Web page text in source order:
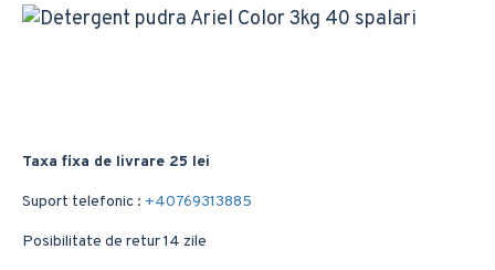
Taxa fixa de livrare 25 lei
Suport telefonic : +40769313885
Posibilitate de retur 14 zile